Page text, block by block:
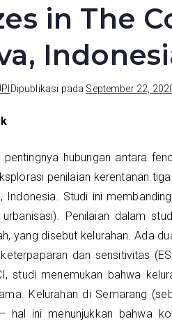
in The
Dipublikasi pada September 22,
pentingnya hubungan antara
penilaian kerentanan
Indonesia. Studi ini
Penilaian dalam
yang disebut kelurahan. Ada
dan sensitivitas
studi menemukan bahwa
Kelurahan di Semarang
hal ini menunjukkan bahwa